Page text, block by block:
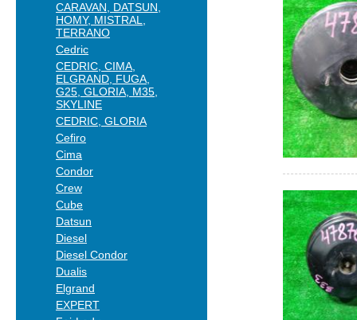
CARAVAN, DATSUN,
HOMY, MISTRAL,
TERRANO
Cedric
CEDRIC, CIMA,
ELGRAND, FUGA,
G25, GLORIA, M35,
SKYLINE
CEDRIC, GLORIA
Cefiro
Cima
Condor
Crew
Cube
Datsun
Diesel
Diesel Condor
Dualis
Elgrand
EXPERT